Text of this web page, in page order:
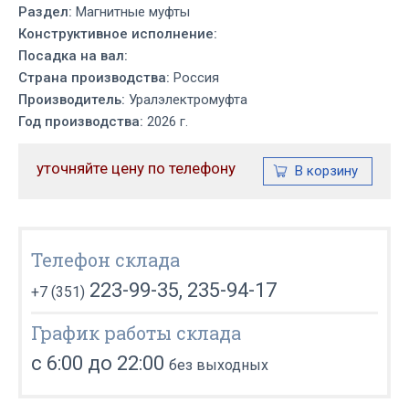
Раздел: Магнитные муфты
Конструктивное исполнение:
Посадка на вал:
Страна производства: Россия
Производитель: Уралэлектромуфта
Год производства: 2026 г.
уточняйте цену по телефону
Телефон склада
+7 (351) 223-99-35, 235-94-17
График работы склада
с 6:00 до 22:00 без выходных